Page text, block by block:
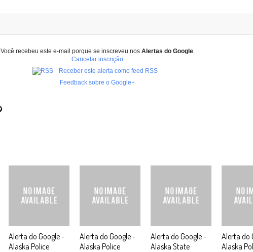
Você recebeu este e-mail porque se inscreveu nos Alertas do Google.
Cancelar inscrição
Receber este alerta como feed RSS
Feedback sobre o Google+
Alerta do Google -
Alaska Police
Alerta do Google -
Alaska Police
Alerta do Google -
Alaska State
Alerta do
Alaska